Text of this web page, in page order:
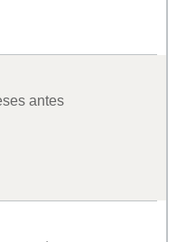
antes